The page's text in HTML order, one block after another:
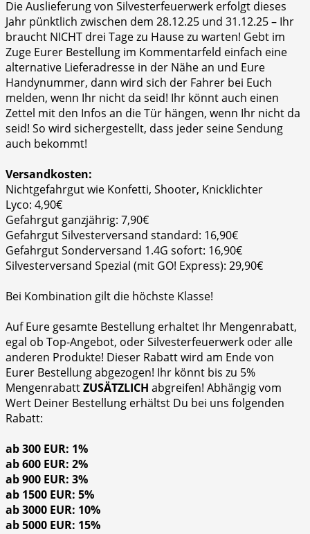
Die Auslieferung von Silvesterfeuerwerk erfolgt dieses
Jahr pünktlich zwischen dem 28.12.25 und 31.12.25 – Ihr
braucht NICHT drei Tage zu Hause zu warten! Gebt im
Zuge Eurer Bestellung im Kommentarfeld einfach eine
alternative Lieferadresse in der Nähe an und Eure
Handynummer, dann wird sich der Fahrer bei Euch
melden, wenn Ihr nicht da seid! Ihr könnt auch einen
Zettel mit den Infos an die Tür hängen, wenn Ihr nicht da
seid! So wird sichergestellt, dass jeder seine Sendung
auch bekommt!
Versandkosten:
Nichtgefahrgut wie Konfetti, Shooter, Knicklichter
Lyco: 4,90€
Gefahrgut ganzjährig: 7,90€
Gefahrgut Silvesterversand standard: 16,90€
Gefahrgut Sonderversand 1.4G sofort: 16,90€
Silvesterversand Spezial (mit GO! Express): 29,90€
Bei Kombination gilt die höchste Klasse!
Auf Eure gesamte Bestellung erhaltet Ihr Mengenrabatt,
egal ob Top-Angebot, oder Silvesterfeuerwerk oder alle
anderen Produkte! Dieser Rabatt wird am Ende von
Eurer Bestellung abgezogen! Ihr könnt bis zu 5%
MengenrabattZUSÄTZLICH abgreifen! Abhängig vom
Wert Deiner Bestellung erhältst Du bei uns folgenden
Rabatt:
ab 300 EUR: 1%
ab 600 EUR: 2%
ab 900 EUR: 3%
ab 1500 EUR: 5%
ab 3000 EUR: 10%
ab 5000 EUR: 15%